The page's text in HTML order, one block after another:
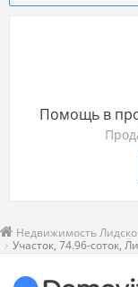
Помощь в
Недвижимость
Участок, 74.96-соток,